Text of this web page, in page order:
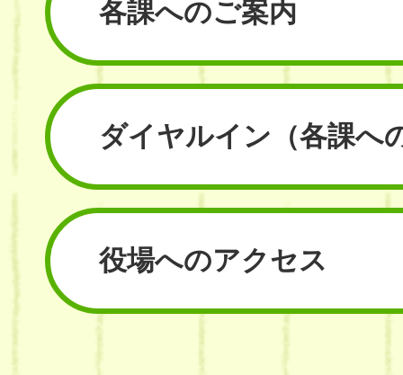
各課へのご案内
ダイヤルイン （各課へ
役場へのアクセス